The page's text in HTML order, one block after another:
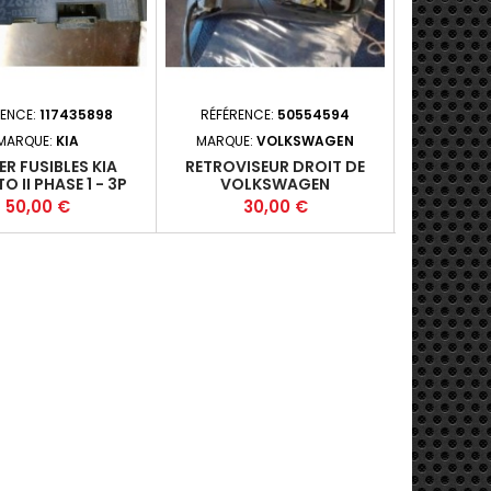
117435898
KIA
FUSIBLES KIA
II PHASE 1 - 3P
2015-12 1.0I 70
1Y554 T5
(367)+
Prix
50,00 €
RÉFÉRENCE: 50554594
MARQUE: VOLKSWAGEN
RETROVISEUR DROIT DE
VOLKSWAGEN
Prix
30,00 €
FIAT